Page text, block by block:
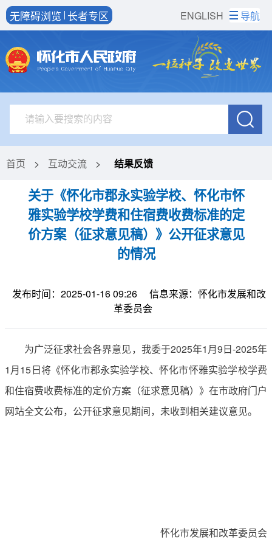
ENGLISH
无障碍浏览 长者专区 导航
首页 > 互动交流 > 结果反馈
关于《怀化市郡永实验学校、怀化市怀
雅实验学校学费和住宿费收费标准的定
价方案（征求意见稿）》公开征求意见
的情况
发布时间：2025-01-16 09:26
信息来源：怀化市发展和改
革委员会
为广泛征求社会各界意见，我委于2025年1月9日-2025年
1月15日将《怀化市郡永实验学校、怀化市怀雅实验学校学费
和住宿费收费标准的定价方案（征求意见稿）》在市政府门户
网站全文公布，公开征求意见期间，未收到相关建议意见。
怀化市发展和改革委员会